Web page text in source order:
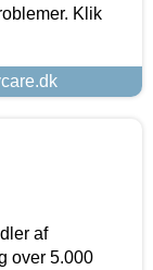
Klik
af
over 5.000